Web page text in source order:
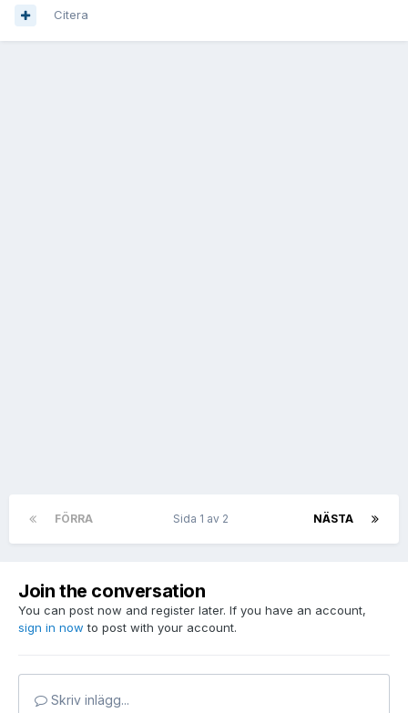
Citera
FÖRRA NÄSTA
Sida 1 av 2
Join the conversation
You can post now and register later. If you have an account,
sign in now to post with your account.
Skriv inlägg...